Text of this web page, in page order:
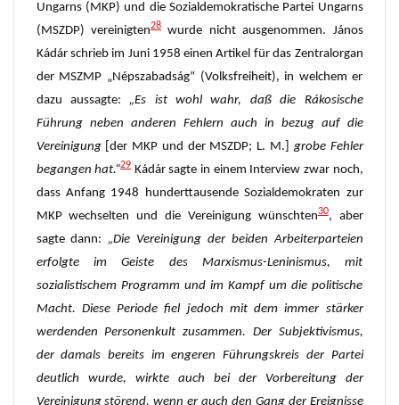
Ungarns (MKP) und die Sozialdemokratische Partei Ungarns
(MSZDP) vereinigten28wurde nicht ausgenommen. János
Kádár schrieb im Juni 1958 einen Artikel für das Zentralorgan
der MSZMP „Népszabadság“ (Volksfreiheit), in welchem er
dazu aussagte: „Es ist wohl wahr, daß die Rákosische
Führung neben anderen Fehlern auch in bezug auf die
Vereinigung[der MKP und der MSZDP; L. M.] grobe Fehler
begangen hat.“29Kádár sagte in einem Interview zwar noch,
dass Anfang 1948 hunderttausende Sozialdemokraten zur
MKP wechselten und die Vereinigung wünschten30, aber
sagte dann: „Die Vereinigung der beiden Arbeiterparteien
erfolgte im Geiste des Marxismus-Leninismus, mit
sozialistischem Programm und im Kampf um die politische
Macht. Diese Periode fiel jedoch mit dem immer stärker
werdenden Personenkult zusammen. Der Subjektivismus,
der damals bereits im engeren Führungskreis der Partei
deutlich wurde, wirkte auch bei der Vorbereitung der
Vereinigung störend, wenn er auch den Gang der Ereignisse